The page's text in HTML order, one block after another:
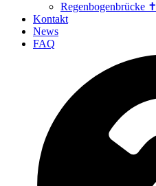
Regenbogenbrücke ✝
Kontakt
News
FAQ